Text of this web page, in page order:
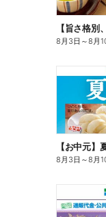
8月3日 ～8月
【お中元】
8月3日 ～8月